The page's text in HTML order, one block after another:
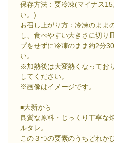
保存方法：要冷凍(マイナス
い。)
お召し上がり方：冷凍のまま
し、食べやすい大きさに切り
プをせずに冷凍のまま約2分
い。
※加熱後は大変熱くなってお
してください。
※画像はイメージです。
■大新から
良質な原料・じっくり丁寧な
ルタレ。
この３つの要素のうちどれか